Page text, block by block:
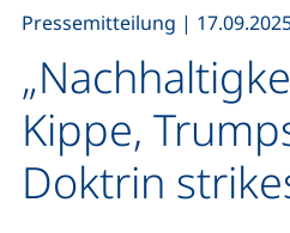
Kippe,
Doktrin
Pressemitteilung |